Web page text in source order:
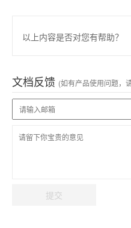
以上内容是否对您有帮助？
文档反馈 (如有产品使用问题，
提交